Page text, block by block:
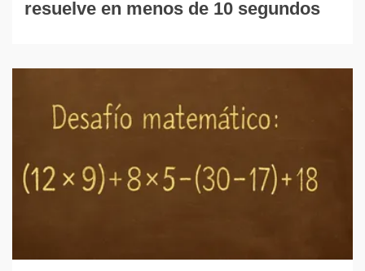
resuelve en menos de 10 segundos